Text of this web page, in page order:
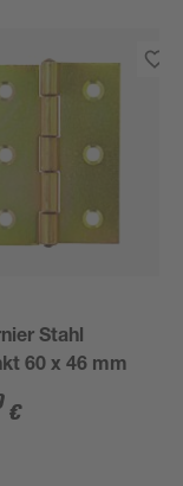
Stahl
60 x 46 mm
€